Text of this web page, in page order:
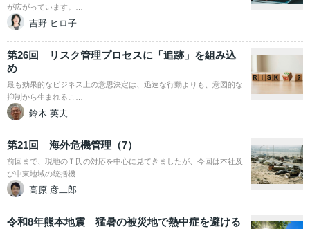
が広がっています。…
吉野 ヒロ子
第26回 リスク管理プロセスに「追跡」を組み込
め
最も効果的なビジネス上の意思決定は、迅速な行動よりも、意図的な
抑制から生まれるこ…
鈴木 英夫
第21回 海外危機管理（7）
前回まで、現地のＴ氏の対応を中心に見てきましたが、今回は本社及
び中東地域の統括機…
高原 彦二郎
令和8年熊本地震 猛暑の被災地で熱中症を避ける